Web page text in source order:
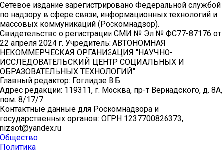
Сетевое издание зарегистрировано Федеральной службой
по надзору в сфере связи, информационных технологий и
массовых коммуникаций (Роскомнадзор).
Свидетельство о регистрации СМИ № Эл № ФС77-87176 от
22 апреля 2024 г. Учредитель: АВТОНОМНАЯ
НЕКОММЕРЧЕСКАЯ ОРГАНИЗАЦИЯ "НАУЧНО-
ИССЛЕДОВАТЕЛЬСКИЙ ЦЕНТР СОЦИАЛЬНЫХ И
ОБРАЗОВАТЕЛЬНЫХ ТЕХНОЛОГИЙ"
Главный редактор: Гоглидзе В.Б.
Адрес редакции: 119311, г. Москва, пр-т Вернадского, д. 8А,
пом. 8/17/7.
Контактные данные для Роскомнадзора и
государственных органов: ОГРН 1237700826373,
nizsot@yandex.ru
Общество
Политика